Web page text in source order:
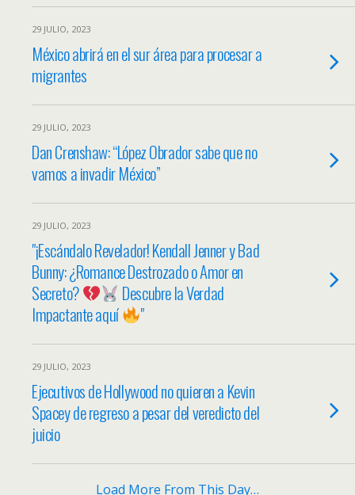
29 JULIO, 2023
México abrirá en el sur área para procesar a
migrantes
29 JULIO, 2023
Dan Crenshaw: “López Obrador sabe que no
vamos a invadir México”
29 JULIO, 2023
"¡Escándalo Revelador! Kendall Jenner y Bad
Bunny: ¿Romance Destrozado o Amor en
Secreto?
Descubre la Verdad
Impactante aquí
"
29 JULIO, 2023
Ejecutivos de Hollywood no quieren a Kevin
Spacey de regreso a pesar del veredicto del
juicio
Load More From This Day…